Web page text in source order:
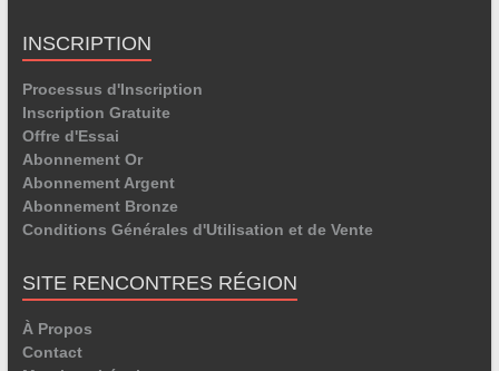
INSCRIPTION
Processus d'Inscription
Inscription Gratuite
Offre d'Essai
Abonnement Or
Abonnement Argent
Abonnement Bronze
Conditions Générales d'Utilisation et de Vente
SITE RENCONTRES RÉGION
À Propos
Contact